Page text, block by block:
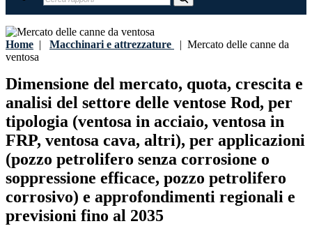
Home | Macchinari e attrezzature | Mercato delle canne da
ventosa
Dimensione del mercato, quota, crescita e
analisi del settore delle ventose Rod, per
tipologia (ventosa in acciaio, ventosa in
FRP, ventosa cava, altri), per applicazioni
(pozzo petrolifero senza corrosione o
soppressione efficace, pozzo petrolifero
corrosivo) e approfondimenti regionali e
previsioni fino al 2035